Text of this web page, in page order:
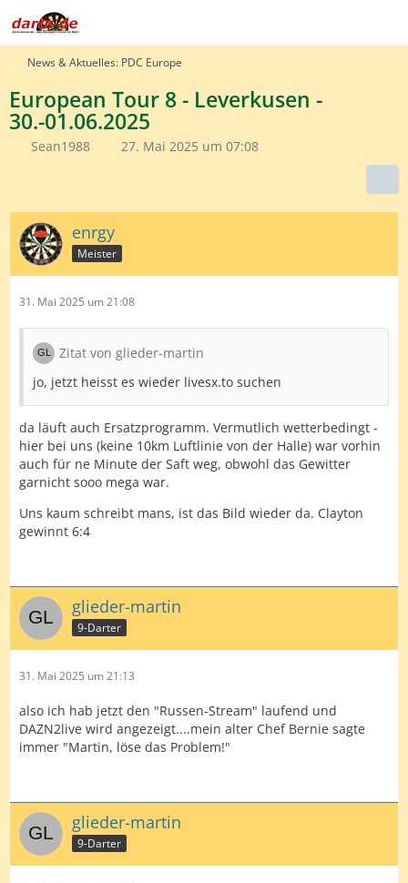
News & Aktuelles: PDC Europe
European Tour 8 - Leverkusen -
30.-01.06.2025
Sean1988 27. Mai 2025 um 07:08
enrgy
Meister
31. Mai 2025 um 21:08
Zitat von glieder-martin
jo, jetzt heisst es wieder livesx.to suchen
da läuft auch Ersatzprogramm. Vermutlich wetterbedingt -
hier bei uns (keine 10km Luftlinie von der Halle) war vorhin
auch für ne Minute der Saft weg, obwohl das Gewitter
garnicht sooo mega war.
Uns kaum schreibt mans, ist das Bild wieder da. Clayton
gewinnt 6:4
glieder-martin
9-Darter
31. Mai 2025 um 21:13
also ich hab jetzt den "Russen-Stream" laufend und
DAZN2live wird angezeigt....mein alter Chef Bernie sagte
immer "Martin, löse das Problem!"
glieder-martin
9-Darter